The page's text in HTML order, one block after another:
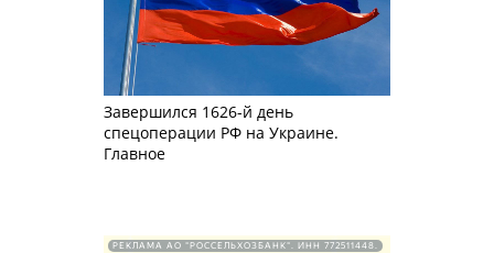
Завершился 1626-й день
спецоперации РФ на Украине.
Главное
РЕКЛАМА АО "РОССЕЛЬХОЗБАНК". ИНН 772511448.